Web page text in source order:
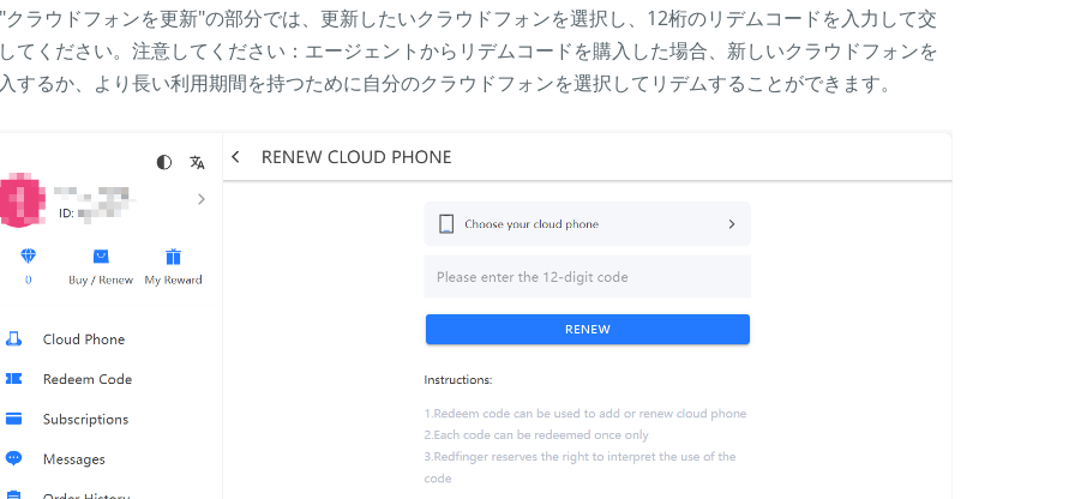
クラウドフォンを更新"の部分では、更新したいクラウドフォンを選択し、12桁のリデムコードを入力して交
てください。注意してください：エージェントからリデムコードを購入した場合、新しいクラウドフォンを
するか、より長い利用期間を持つために自分のクラウドフォンを選択してリデムすることができます。